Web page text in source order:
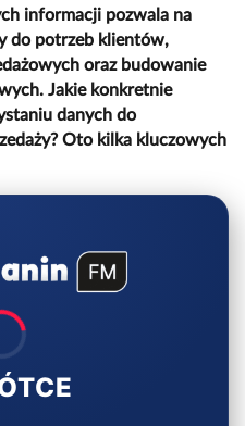
informacji pozwala na
do potrzeb klientów,
oraz budowanie
Jakie konkretnie
danych do
Oto kilka kluczowych